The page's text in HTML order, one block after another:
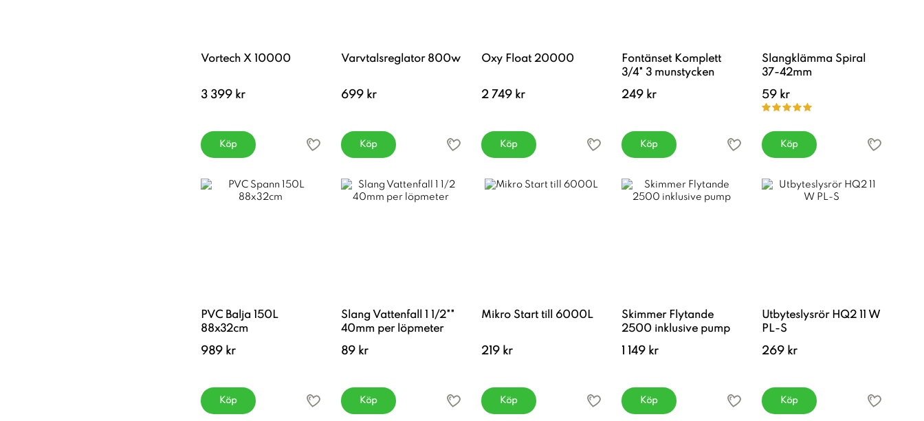
Vortech X 10000
3 399 kr
Köp
Varvtalsreglator 800w
699 kr
Köp
Oxy Float 20000
2 749 kr
Köp
Fontänset Komplett
3/4" 3 munstycken
249 kr
Köp
Slangklämma Spiral
37-42mm
59 kr
Köp
PVC Balja 150L
88x32cm
989 kr
Köp
Slang Vattenfall 1 1/2""
40mm per löpmeter
89 kr
Köp
Mikro Start till 6000L
219 kr
Köp
Skimmer Flytande
2500 inklusive pump
1 149 kr
Köp
Utbyteslysrör HQ2 11 W
PL-S
269 kr
Köp